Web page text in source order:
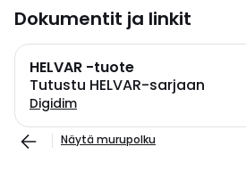
Dokumentit ja linkit
HELVAR -tuote
Tutustu HELVAR-sarjaan
Digidim
Näytä murupolku